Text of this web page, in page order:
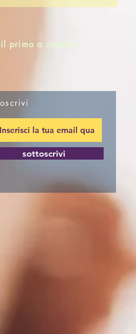
primo a saperlo
sottoscrivi